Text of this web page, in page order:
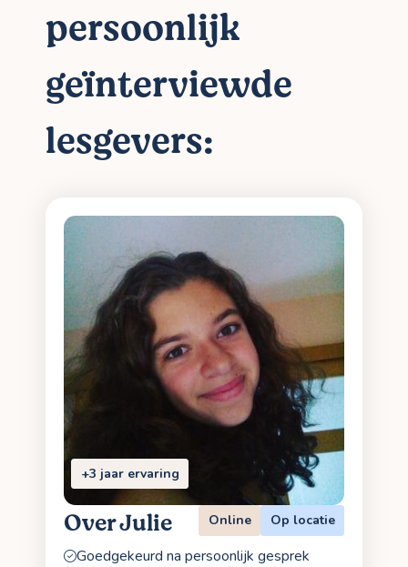
persoonlijk
geïnterviewde
lesgevers:
+3 jaar ervaring
Over Julie Online Op locatie
Goedgekeurd na persoonlijk gesprek